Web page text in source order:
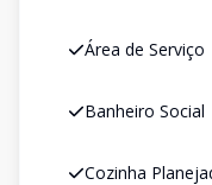
Área de Serviço
Banheiro Social
Cozinha